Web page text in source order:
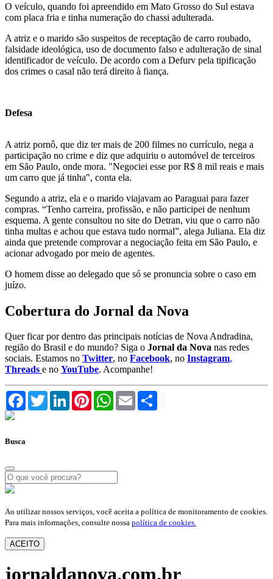
O veículo, quando foi apreendido em Mato Grosso do Sul estava
com placa fria e tinha numeração do chassi adulterada.
A atriz e o marido são suspeitos de receptação de carro roubado,
falsidade ideológica, uso de documento falso e adulteração de sinal
identificador de veículo. De acordo com a Defurv pela tipificação
dos crimes o casal não terá direito à fiança.
Defesa
A atriz pornô, que diz ter mais de 200 filmes no currículo, nega a
participação no crime e diz que adquiriu o automóvel de terceiros
em São Paulo, onde mora. "Negociei esse por R$ 8 mil reais e mais
um carro que já tinha", conta ela.
Segundo a atriz, ela e o marido viajavam ao Paraguai para fazer
compras. “Tenho carreira, profissão, e não participei de nenhum
esquema. A gente consultou no site do Detran, viu que o carro não
tinha multas e achou que estava tudo normal”, alega Juliana. Ela diz
ainda que pretende comprovar a negociação feita em São Paulo, e
acionar advogado por meio de agentes.
O homem disse ao delegado que só se pronuncia sobre o caso em
juízo.
Cobertura do Jornal da Nova
Quer ficar por dentro das principais notícias de Nova Andradina,
região do Brasil e do mundo? Siga o Jornal da Nova nas redes
sociais. Estamos no Twitter, no Facebook, no Instagram,
Threads e no YouTube. Acompanhe!
FacebookTwitterLinkedInPinterestWhatsApp
Email
Busca
Ao utilizar nossos serviços, você aceita a política de monitoramento de cookies.
Para mais informações, consulte nossa política de cookies.
ACEITO
jornaldanova.com.br